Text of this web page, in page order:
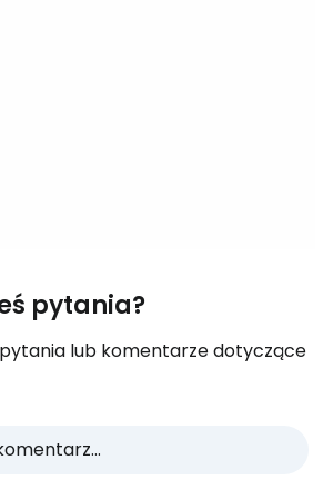
pytania?
lub komentarze dotyczące